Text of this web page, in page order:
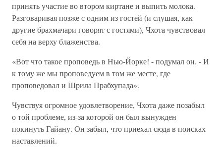
принять участие во втором киртане и выпить молока.
Разговаривая позже с одним из гостей (и слушая, как
другие брахмачари говорят с гостями), Чхота чувствовал
себя на верху блаженства.
«Вот что такое проповедь в Нью-Йорке! - подумал он. - И
к тому же мы проповедуем в том же месте, где
проповедовал и Шрила Прабхупада».
Чувствуя огромное удовлетворение, Чхота даже позабыл
о той проблеме, из-за которой он был вынужден
покинуть Гайану. Он забыл, что приехал сюда в поисках
наставлений.